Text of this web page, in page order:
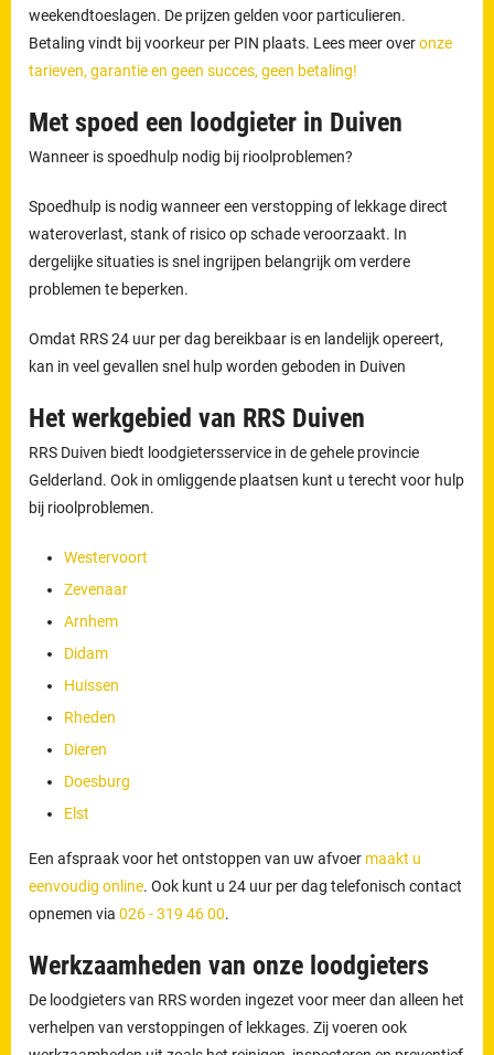
weekendtoeslagen. De prijzen gelden voor particulieren.
Betaling vindt bij voorkeur per PIN plaats. Lees meer overonze
tarieven, garantie en geen succes, geen betaling!
Met spoed een loodgieter in Duiven
Wanneer is spoedhulp nodig bij rioolproblemen?
Spoedhulp is nodig wanneer een verstopping of lekkage direct
wateroverlast, stank of risico op schade veroorzaakt. In
dergelijke situaties is snel ingrijpen belangrijk om verdere
problemen te beperken.
Omdat RRS 24 uur per dag bereikbaar is en landelijk opereert,
kan in veel gevallen snel hulp worden geboden in Duiven
Het werkgebied van RRS Duiven
RRS Duiven biedt loodgietersservice in de gehele provincie
Gelderland. Ook in omliggende plaatsen kunt u terecht voor hulp
bij rioolproblemen.
Westervoort
Zevenaar
Arnhem
Didam
Huissen
Rheden
Dieren
Doesburg
Elst
Een afspraak voor het ontstoppen van uw afvoer maakt u
eenvoudig online. Ook kunt u 24 uur per dag telefonisch contact
opnemen via026 - 319 46 00.
Werkzaamheden van onze loodgieters
De loodgieters van RRS worden ingezet voor meer dan alleen het
verhelpen van verstoppingen of lekkages. Zij voeren ook